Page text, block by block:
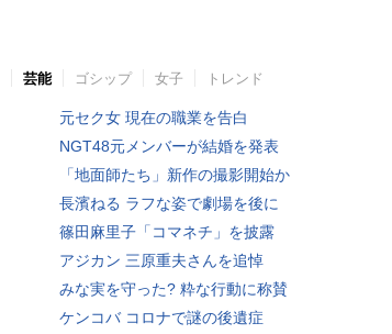
芸能 ゴシップ 女子 トレンド
元セク女 現在の職業を告白
NGT48元メンバーが結婚を発表
「地面師たち」新作の撮影開始か
長濱ねる ラフな姿で劇場を後に
篠田麻里子「コマネチ」を披露
アジカン 三原重夫さんを追悼
みな実を守った? 粋な行動に称賛
ケンコバ コロナで謎の後遺症